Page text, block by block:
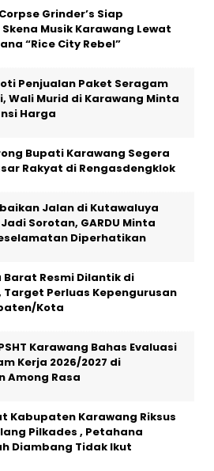
Grinder’s Siap
Musik Karawang Lewat
“Rice City Rebel”
Penjualan Paket Seragam
Wali Murid di Karawang Minta
Harga
Bupati Karawang Segera
Rakyat di Rengasdengklok
Jalan di Kutawaluya
Sorotan, GARDU Minta
Diperhatikan
Barat Resmi Dilantik di
Target Perluas Kepengurusan
Kota
Karawang Bahas Evaluasi
Kerja 2026/2027 di
Among Rasa
Kabupaten Karawang Riksus
Pilkades , Petahana
Diambang Tidak Ikut